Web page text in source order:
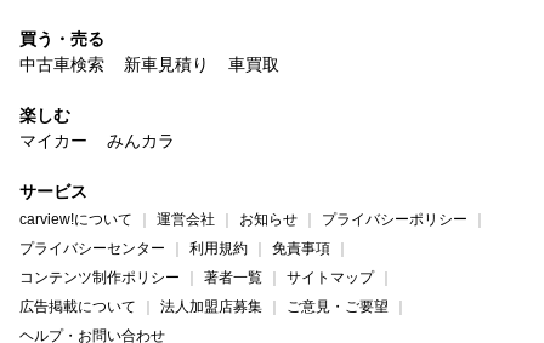
買う・売る
中古車検索
新車見積り 車買取
楽しむ
マイカー
みんカラ
サービス
carview!について 運営会社 お知らせ
プライバシーポリシー
プライバシーセンター
利用規約
免責事項
コンテンツ制作ポリシー
著者一覧
サイトマップ
広告掲載について
法人加盟店募集
ご意見・ご要望
ヘルプ・お問い合わせ